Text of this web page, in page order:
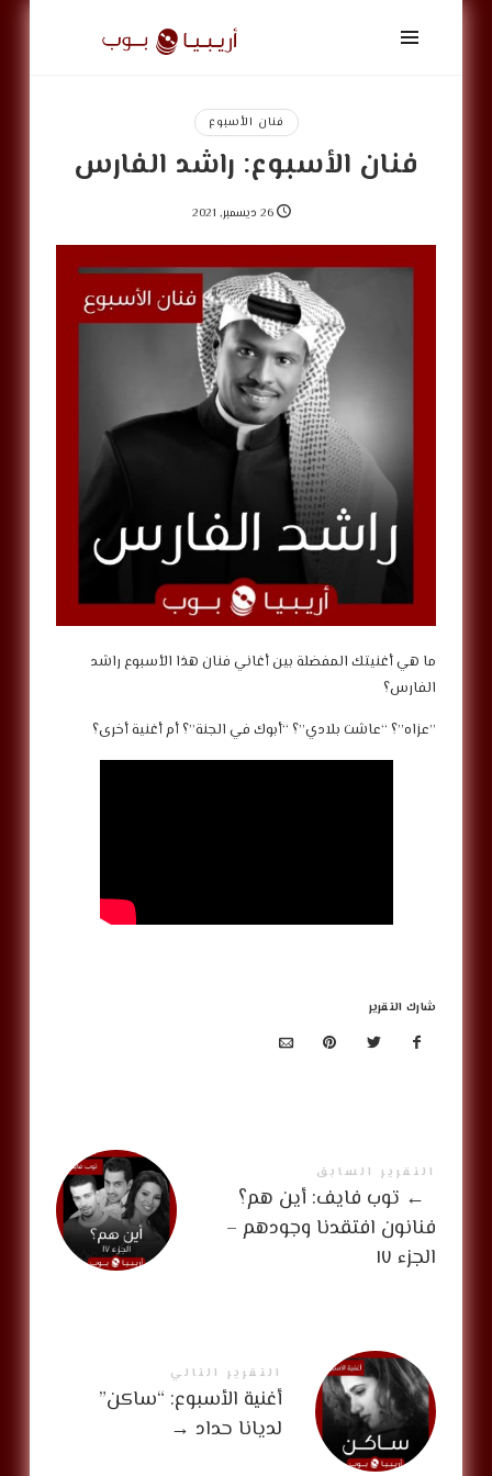
أريبيا
بوب
ArabiaPopفنان الأسبوع
فنان الأسبوع: راشد الفارس
26 ديسمبر, 2021
‎ما هي أغنيتك المفضلة بين أغاني فنان هذا الأسبوع راشد
الفارس؟
شارك التقرير
التقرير السابق
← توب فايف: أين هم؟
فنانون افتقدنا وجودهم –
الجزء ١٧
التقرير التالي
أغنية الأسبوع: “ساكن”
لديانا حداد →